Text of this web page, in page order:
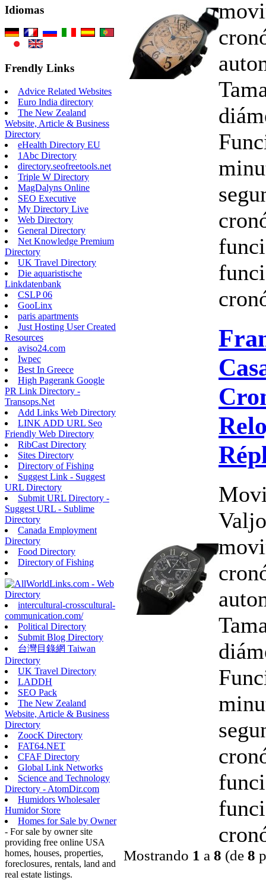
Idiomas
Frendly Links
Advice Related Websites
Euro India directory
The New Zealand
Website, Article & Business
Directory
eHealth Directory EU
1Abc Directory
directory.seofreetools.net
Triple W Directory
MagDalyns Online
SEO Executive
My Directory Live
Web Directory
General Directory
Net Knowledge Premium
Directory
UK Travel Directory
Die aquaristische
Linkdatenbank
CSLP 06
GooLinx
paris apartments
Just Hosting User Created
Resources
aviso24.com
Iwpec
Best In Greece
High Pagerank Google
PR Link Directory -
Transops.Net
Add Links Web Directory
LINK ADD URL Seo
Friendly Web Directory
RibCast Directory
Sites Directory
Directory of Fishing
Suggest Link - Suggest
URL Directory
Submit URL Directory -
Suggest URL - Sublime
Directory
Canada Employment
Directory
Food Directory
Directory of Fishing
intercultural-crosscultural-
communication.com/
Political Directory
Submit Blog Directory
台灣目錄網 Taiwan
Directory
UK Travel Directory
LADDH
SEO Pack
The New Zealand
Website, Article & Business
Directory
ZoocK Directory
FAT64.NET
CFAF Directory
Global Link Networks
Science and Technology
Directory - AtomDir.com
Humidors Wholesaler
Humidor Store
Homes for Sale by Owner
- For sale by owner site
providing free online USA
homes, houses, properties,
foreclosures, rentals, land and
real estate listings.
Mostrando 1 a 8 (de 8